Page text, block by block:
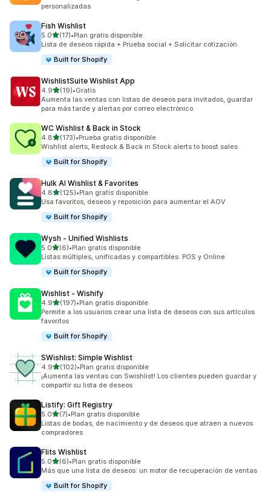
personalizadas
Fish Wishlist
5.0de 5 estrellas
(17)
17 reseñas en total
•Plan gratis disponible
Lista de deseos rápida + Prueba social + Solicitar cotización.
Built for Shopify
WishlistSuite Wishlist App
4.9de 5 estrellas
(19)
19 reseñas en total
•Gratis
Aumenta las ventas con listas de deseos para invitados, guardar
para más tarde y alertas por correo electrónico.
WC Wishlist & Back in Stock
4.8de 5 estrellas
(173)
173 reseñas en total
•Prueba gratis disponible
Wishlist alerts, Restock & Back in Stock alerts to boost sales
Built for Shopify
Hulk AI Wishlist & Favorites
4.8de 5 estrellas
(125)
125 reseñas en total
•Plan gratis disponible
Usa favoritos, deseos y reposición para aumentar el AOV
Built for Shopify
Wysh ‑ Unified Wishlists
5.0de 5 estrellas
(6)
6 reseñas en total
•Plan gratis disponible
Listas múltiples, unificadas y compartibles: POS y Online
Built for Shopify
Wishlist ‑ Wishify
4.9de 5 estrellas
(197)
197 reseñas en total
•Plan gratis disponible
Permite a los usuarios crear una lista de deseos con sus artículos
favoritos
Built for Shopify
SWishlist: Simple Wishlist
4.9de 5 estrellas
(102)
102 reseñas en total
•Plan gratis disponible
¡Aumenta las ventas con Swishlist! Los clientes pueden guardar y
compartir su lista de deseos
Listify: Gift Registry
5.0de 5 estrellas
(7)
7 reseñas en total
•Plan gratis disponible
Listas de bodas, de nacimiento y de deseos que atraen a nuevos
compradores
Flits Wishlist
5.0de 5 estrellas
(6)
6 reseñas en total
•Plan gratis disponible
Más que una lista de deseos: un motor de recuperación de ventas
Built for Shopify